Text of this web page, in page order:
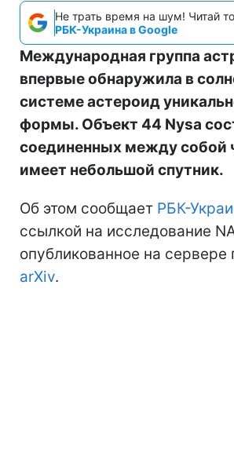
Не трать время на шум! Читай
РБК-Украина в Google
Международная группа
впервые обнаружила в
системе астероид
формы. Объект 44 Nysa
соединенных между собой
имеет небольшой спутник.
Об этом сообщает РБК-
ссылкой на исследование
опубликованное на сервере
arXiv.